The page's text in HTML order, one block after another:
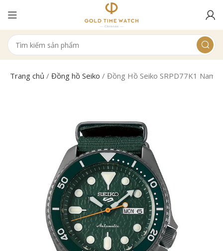
Trang chủ /Đồng hồ Seiko /Đồng Hồ Seiko SRPD77K1 Nam